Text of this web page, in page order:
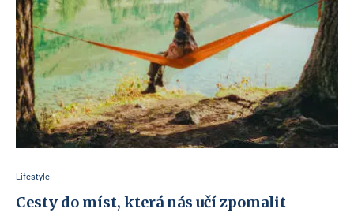
Lifestyle
Cesty do míst, která nás učí zpomalit